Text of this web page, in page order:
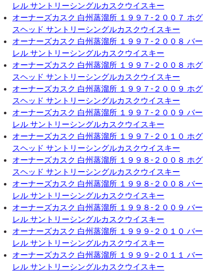
レル サントリーシングルカスクウイスキー
オーナーズカスク 白州蒸溜所 １９９７-２００７ ホグ
スヘッド サントリーシングルカスクウイスキー
オーナーズカスク 白州蒸溜所 １９９７-２００８ バー
レル サントリーシングルカスクウイスキー
オーナーズカスク 白州蒸溜所 １９９７-２００８ ホグ
スヘッド サントリーシングルカスクウイスキー
オーナーズカスク 白州蒸溜所 １９９７-２００９ ホグ
スヘッド サントリーシングルカスクウイスキー
オーナーズカスク 白州蒸溜所 １９９７-２００９ バー
レル サントリーシングルカスクウイスキー
オーナーズカスク 白州蒸溜所 １９９７-２０１０ ホグ
スヘッド サントリーシングルカスクウイスキー
オーナーズカスク 白州蒸溜所 １９９８-２００８ ホグ
スヘッド サントリーシングルカスクウイスキー
オーナーズカスク 白州蒸溜所 １９９８-２００８ バー
レル サントリーシングルカスクウイスキー
オーナーズカスク 白州蒸溜所 １９９８-２００９ バー
レル サントリーシングルカスクウイスキー
オーナーズカスク 白州蒸溜所 １９９９-２０１０ バー
レル サントリーシングルカスクウイスキー
オーナーズカスク 白州蒸溜所 １９９９-２０１１ バー
レル サントリーシングルカスクウイスキー